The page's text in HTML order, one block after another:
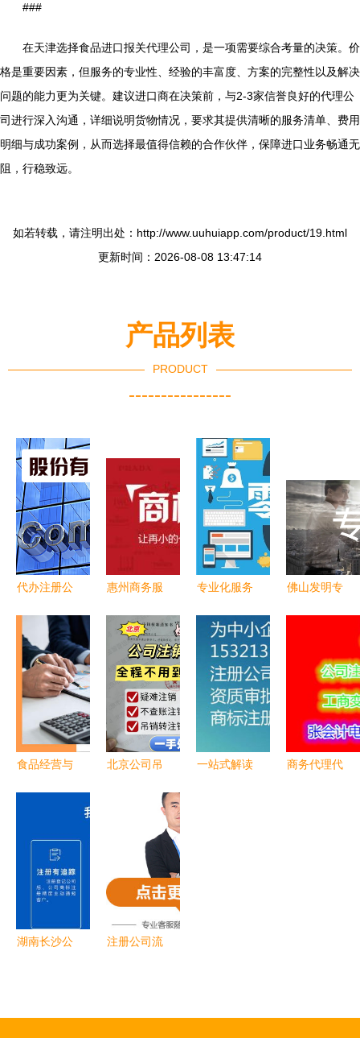
###
在天津选择食品进口报关代理公司，是一项需要综合考量的决策。价
格是重要因素，但服务的专业性、经验的丰富度、方案的完整性以及解决
问题的能力更为关键。建议进口商在决策前，与2-3家信誉良好的代理公
司进行深入沟通，详细说明货物情况，要求其提供清晰的服务清单、费用
明细与成功案例，从而选择最值得信赖的合作伙伴，保障进口业务畅通无
阻，行稳致远。
如若转载，请注明出处：http://www.uuhuiapp.com/product/19.html
更新时间：2026-08-08 13:47:14
产品列表
PRODUCT
----------------
代办注册公
——揭秘商
务代理代办
服务的利与
惠州商务服
同城助力本
地高效商务
代办新体验
专业化服务
务便捷之路
代理记账与
代办服务深
度解析
佛山发明专
申请#发明
专利代办哪
家好#商务
咨询:13
食品经营与
专业商务代
理一站式服
务
北京公司吊
代理代办服
务让企业退
出更高效
一站式解读
商务代理代
湖南长沙公
注册公司流